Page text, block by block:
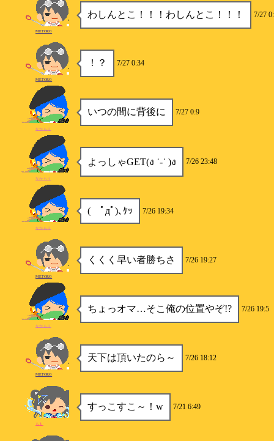
わしんとこ！！！わしんとこ！！！ 7/27
METORO
！？ 7/27 0:34
METORO
いつの間に背後に 7/27 0:9
なかもり
よっしゃGET(ง ˙-˙ )ง 7/26 23:48
なかもり
( ﾟдﾟ)､ｹｯ 7/26 19:34
なかもり
くくく早い者勝ちさ 7/26 19:27
METORO
ちょっオマ…そこ俺の位置やぞ!? 7/26 19:5
なかもり
天下は頂いたのら～ 7/26 18:12
METORO
すっこすこ～！w 7/21 6:49
もも